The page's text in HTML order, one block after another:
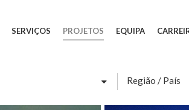
SERVIÇOS PROJETOS EQUIPA